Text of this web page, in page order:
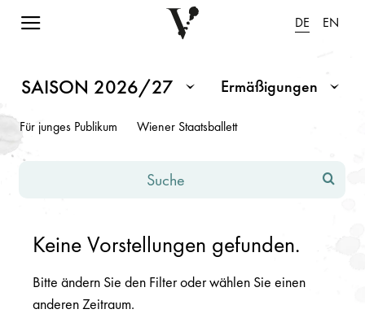
Navigation einblenden DE EN
Spielplan Saison 2026/2027
Hinweis: Änderungen in den Eingabefeldern oder Dropdowns
SAISON 2026/27 Ermäßigungen
Für junges Publikum Wiener Staatsballett
Keine Vorstellungen gefunden.
Bitte ändern Sie den Filter oder wählen Sie einen
anderen Zeitraum.